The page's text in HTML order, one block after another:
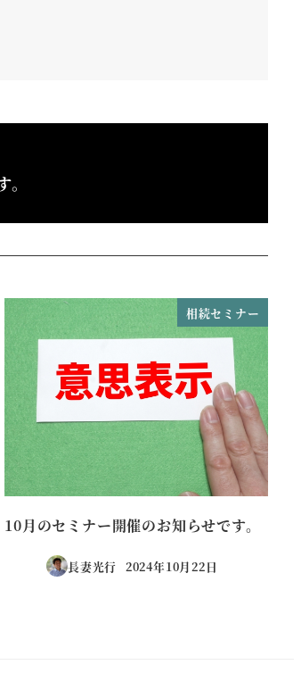
相続セミナー
10月のセミナー開催のお知らせです。
長妻光行
投稿日
2024年10月22日